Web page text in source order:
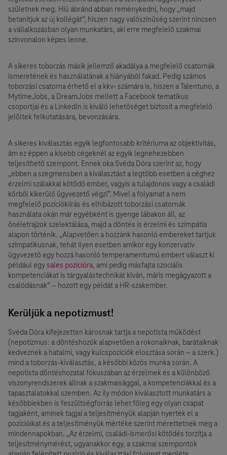
születnek meg. Hiú ábránd abban reménykedni, hogy „majd
betanítjuk az új kollégát”, hiszen nagy valószínűség szerint nincsen
a vállalkozásban olyan munkatárs, aki erre megfelelő szakmai
színvonalon képes lenne.
A sikeres toborzás másik jellemző akadálya a megfelelő csatornák
ismeretének és használatának a hiányából fakad. Pedig számos
toborzási csatorna érhető el a kkv- számára is, hiszen a Talentuno, a
MytimeJobs, a DreamJobs mellett a Facebook tematikus
csoportjai és a LinkedIn is kiváló lehetőséget biztosít a megfelelő
jelöltek felkutatására, bevonzására.
A sikeres kiválasztás egyik legfontosabb kritériuma az objektivitás,
ám ez éppen a kisebb cégeknél az egyik legnehezebben
teljesíthető szempont. Ennek oka Svéda Dóra szerint az, hogy
„ebben a szegmensben a kiválasztást a legtöbb esetben a céghez
érzelmi szálakkal kötődő ember, vagyis a tulajdonos vagy a családi
körből kikerülő ügyvezető végzi”. Mivel a folyamat a nem
megfelelő pozíciókiírás és elhibázott toborzási csatornák
használata okán már egyébként is gyenge lábakon áll, az
önéletrajzok szelektálása, majd a döntés is érzelmi és szimpátia
alapon történik. „Alapvetően a hozzánk hasonló embereket tartjuk
szimpatikusnak, tehát ilyen esetben amikor egy konzervatív
ügyvezető egy hozzá hasonló temperamentumú embert választ ki
például egy sales pozícióra, ami pedig másfajta szociális
kompetenciákat is tárgyalástechnikát kíván, máris megágyazott a
csalódásnak” – hozott egy példát a HR-szakember.
Kerüljük a nepotizmust!
Svéda Dóra kifejezetten károsnak tartja a nepotista működést
(nepotizmus: a döntéshozók alapvetően a rokonaiknak, barátaiknak
kedveznek a hatalmi, vagy kulcspozíciók elosztása során – a szerk.)
mind a toborzás-kiválasztás, a későbbi közös munka során. A
nepotista döntéshozatal fókuszában az érzelmek és a különböző
viszonyrendszerek állnak a szakmaisággal, a kompetenciákkal és a
tapasztalatokkal szemben. Az ily módon kiválasztott munkatárs a
későbbiekben is feszültségforrás lehet főleg egy olyan csapat
tagjaként, aminek tagjai a teljesítményük alapján nyerték el a
pozícióikat és a teljesítményük mértéke szerint mérettetnek meg a
mindennapokban. „Az érzelmi, családi-ismerősi kötődés torzítja a
teljesítménymérést, ugyanakkor egy, a szakmai szempontok